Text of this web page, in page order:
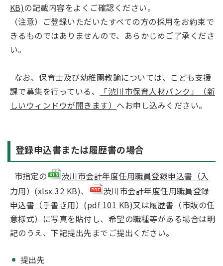
KB)の記載内容をよくご確認ください。
（注意）ご登録いただいたすべての方の採用をお約束で
きるものではありませんので、あらかじめご了承くださ
い。
なお、保育士及び幼稚園教諭については、こども支援
課で募集を行っている、
「渋川市保育人材バンク」（新
しいウィンドウが開きます） へお申し込みください。
登録申込書または履歴書の場合
市指定の
渋川市会計年度任用職員登録申込書（入
力用）(xlsx 32 KB)、
渋川市会計年度任用職員登録
申込書（手書き用）(pdf 101 KB)又は履歴書（市販の任
意様式）に写真を貼付し、希望の職種等がある場合は明
記のうえ、下記提出先までご提出ください。
提出先